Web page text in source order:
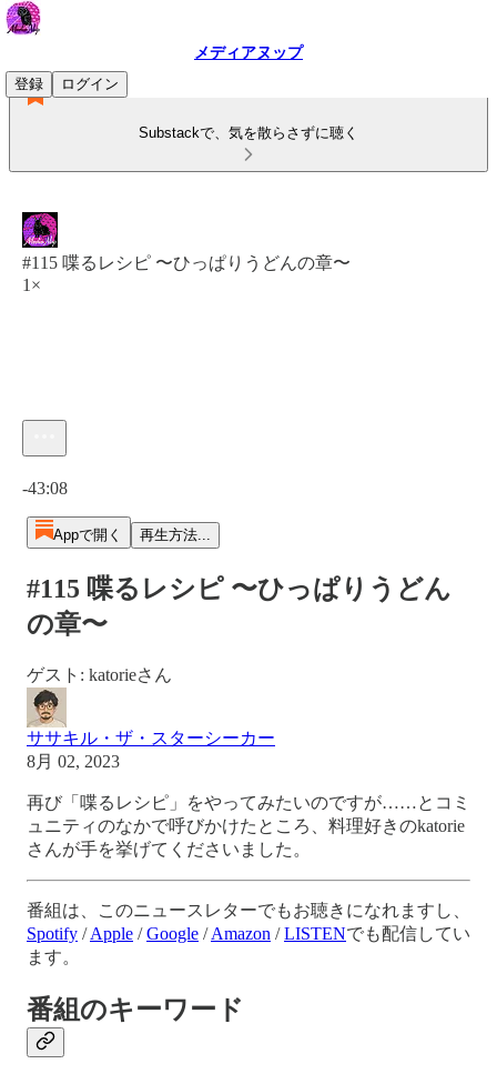
メディアヌップ
登録
ログイン
Substackで、気を散らさずに聴く
#115 喋るレシピ 〜ひっぱりうどんの章〜
1×
-43:08
Appで開く 再生方法...
#115 喋るレシピ 〜ひっぱりうどん
の章〜
ゲスト: katorieさん
ササキル・ザ・スターシーカー
8月 02, 2023
再び「喋るレシピ」をやってみたいのですが……とコミ
ュニティのなかで呼びかけたところ、料理好きのkatorie
さんが手を挙げてくださいました。
番組は、このニュースレターでもお聴きになれますし、
Spotify /Apple /Google /Amazon /LISTENでも配信してい
ます。
番組のキーワード